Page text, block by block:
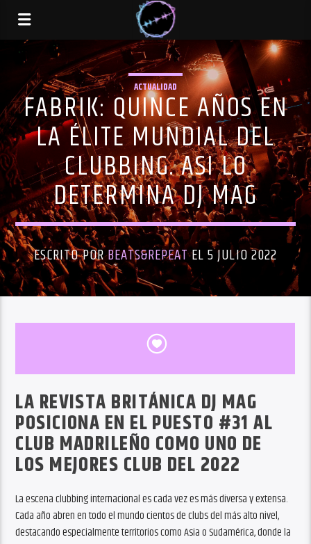
ACTUALIDAD
FABRIK: QUINCE AÑOS EN
LA ÉLITE MUNDIAL DEL
CLUBBING. ASI LO
DETERMINA DJ MAG
ESCRITO PORBEATS&REPEATEL 5 JULIO 2022
LA REVISTA BRITÁNICA DJ MAG
POSICIONA EN EL PUESTO #31 AL
CLUB MADRILEÑO COMO UNO DE
LOS MEJORES CLUB DEL 2022
La escena clubbing internacional es cada vez es más diversa y extensa.
Cada año abren en todo el mundo cientos de clubs del más alto nivel,
destacando especialmente territorios como Asia o Sudamérica, donde la